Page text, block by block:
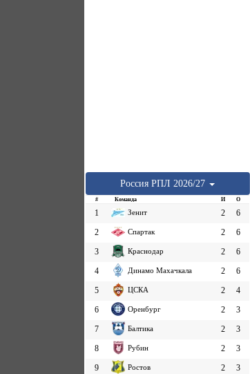
Россия РПЛ 2026/27
# Команда И О
1 Зенит 2
6
2
Спартак 2
6
3
Краснодар 2
6
4
Динамо Махачкала 2
6
5
ЦСКА 2
4
6
Оренбург 2
3
7
Балтика 2
3
8
Рубин 2
3
9
Ростов 2
3